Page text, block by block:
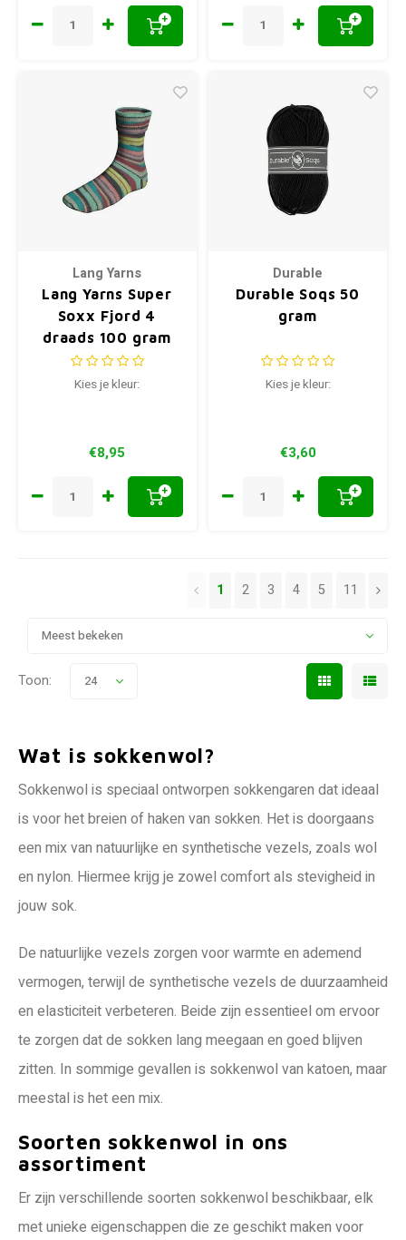
+ +
Lang Yarns
Lang Yarns Super
Soxx Fjord 4
draads 100 gram
Kies je kleur:
€8,95
+
Durable
Durable Soqs 50
gram
Kies je kleur:
€3,60
+
Meest bekeken
1 2 3 4 5 11
Toon: 24
Wat is sokkenwol?
Sokkenwol is speciaal ontworpen sokkengaren dat ideaal
is voor het breien of haken van sokken. Het is doorgaans
een mix van natuurlijke en synthetische vezels, zoals wol
en nylon. Hiermee krijg je zowel comfort als stevigheid in
jouw sok.
De natuurlijke vezels zorgen voor warmte en ademend
vermogen, terwijl de synthetische vezels de duurzaamheid
en elasticiteit verbeteren. Beide zijn essentieel om ervoor
te zorgen dat de sokken lang meegaan en goed blijven
zitten. In sommige gevallen is sokkenwol van katoen, maar
meestal is het een mix.
Soorten sokkenwol in ons
assortiment
Er zijn verschillende soorten sokkenwol beschikbaar, elk
met unieke eigenschappen die ze geschikt maken voor